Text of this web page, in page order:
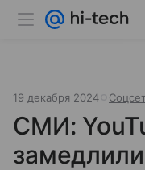
19 декабря 2024
СМИ: